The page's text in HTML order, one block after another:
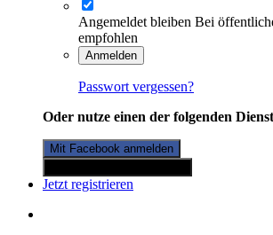
Angemeldet bleiben Bei
empfohlen
Anmelden
Passwort vergessen?
Oder nutze einen der folgenden
Mit Facebook anmelden
Jetzt registrieren